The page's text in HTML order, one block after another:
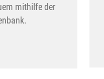
mithilfe der